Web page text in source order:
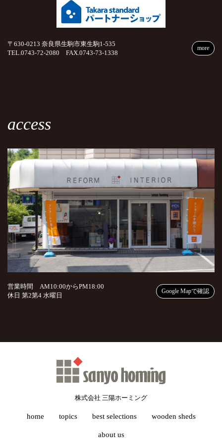
〒630-0213 奈良県生駒市東生駒1-535
TEL.0743-72-2080 FAX.0743-73-1338
more
access
営業時間 AM10:00からPM18:00
休日 第2第4 水曜日
Google Mapで確認
株式会社 三陽ホーミング
home topics best selections wooden sheds
about us